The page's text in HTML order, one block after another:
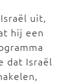
uit,
hij een
dat Israël